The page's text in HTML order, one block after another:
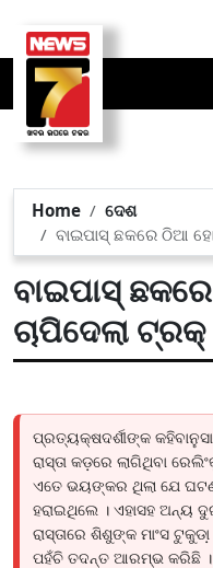
Home
ଦେଶ
ବାଇପାସ୍ ଛକରେ ଠିଆ
ବାଇପାସ୍
ଚାପିଦେଲା
ପ୍ରତ୍ୟକ୍ଷଦର୍ଶୀଙ୍କ
ରାସ୍ତା କଡ଼ରେ ଲାଗିଥିବା
ଏତେ ଭୟଙ୍କର ଥିଲା ଯେ
ହରାଇଥିଲେ । ଏହାସହ ଅନ୍ୟ
ରାସ୍ତାରେ ଶିଶୁଙ୍କ ମାଂସ
ପହଁଚି ତଦନ୍ତ ଆରମ୍ଭ କରିଛି ।